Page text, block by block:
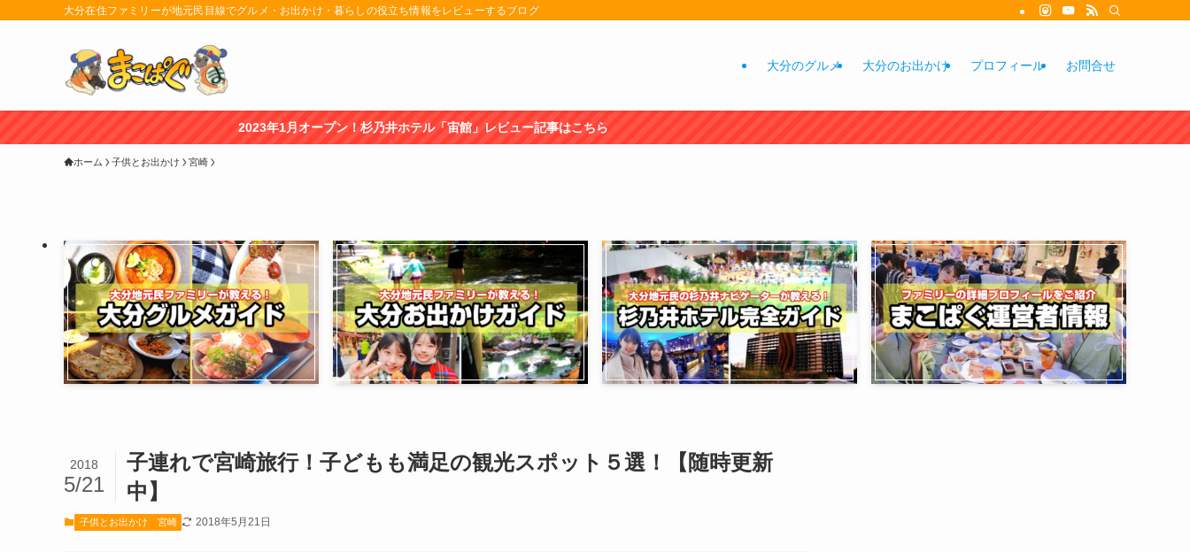
大分在住ファミリーが地元民目線でグルメ・お出かけ・暮らしの役立ち情報をレビューするブログ
大分のグルメ 大分のお出かけ プロフィール お問合せ
2023年1月オープン！杉乃井ホテル「宙館」レビュー記事はこちら
ホーム 子供とお出かけ 宮崎
子連れで宮崎旅行！子どもも満足の観光スポット５選！【随時更新
中】
2018
5/21
子供とお出かけ 宮崎 2018年5月21日